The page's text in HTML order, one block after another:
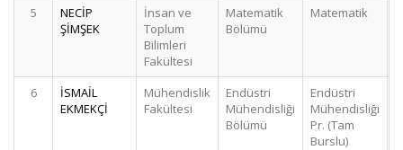
5
NECİP
ŞİMŞEK
İnsan ve
Toplum
Bilimleri
Fakültesi
Matematik
Bölümü
Matematik
6
İSMAİL
EKMEKÇİ
Mühendislik
Fakültesi
Endüstri
Mühendisliği
Bölümü
Endüstri
Mühendisliği
Pr. (Tam
Burslu)